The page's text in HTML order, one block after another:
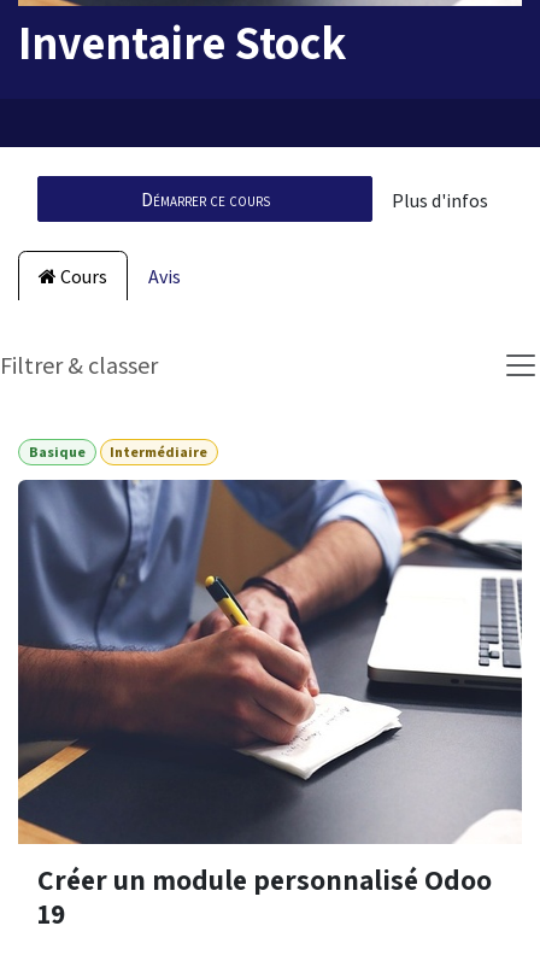
Inventaire Stock
Démarrer ce cours Plus d'infos
Cours Avis
Filtrer & classer
Basique Intermédiaire
Créer un module personnalisé Odoo
19